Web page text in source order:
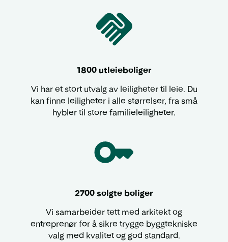
1800 utleieboliger
Vi har et stort utvalg av leiligheter til leie. Du
kan finne leiligheter i alle størrelser, fra små
hybler til store familieleiligheter.
2700 solgte boliger
Vi samarbeider tett med arkitekt og
entreprenør for å sikre trygge byggtekniske
valg med kvalitet og god standard.